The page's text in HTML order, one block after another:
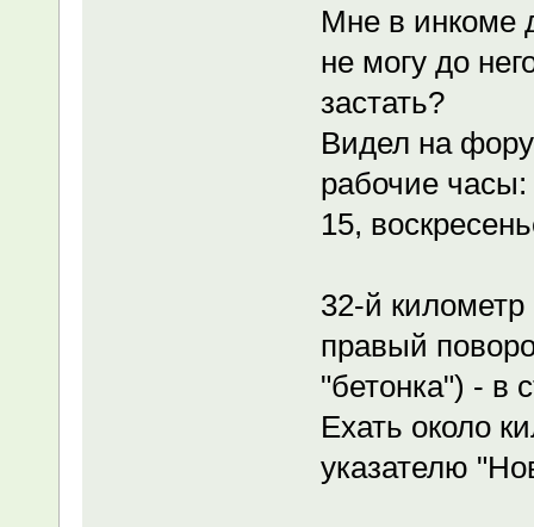
Мне в инкоме
не могу до
застать?
Видел на
рабочие часы:
15,
32-й
правый
"бетонка") - в
Ехать около
указателю